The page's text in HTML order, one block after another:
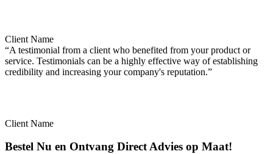
Client Name
“A testimonial from a client who benefited from your product or
service. Testimonials can be a highly effective way of establishing
credibility and increasing your company's reputation.”
Client Name
Bestel Nu en Ontvang Direct Advies op Maat!